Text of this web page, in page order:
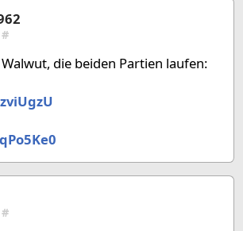
58, 03. Dec '25
#
die beiden Partien laufen:
13. Dec '25
#